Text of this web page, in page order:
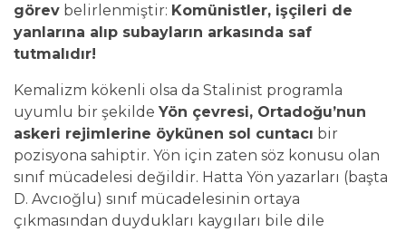
görev belirlenmiştir: Komünistler, işçileri de
yanlarına alıp subayların arkasında saf
tutmalıdır!
Kemalizm kökenli olsa da Stalinist programla
uyumlu bir şekilde Yön çevresi, Ortadoğu’nun
askeri rejimlerine öykünen sol cuntacı bir
pozisyona sahiptir. Yön için zaten söz konusu olan
sınıf mücadelesi değildir. Hatta Yön yazarları (başta
D. Avcıoğlu) sınıf mücadelesinin ortaya
çıkmasından duydukları kaygıları bile dile